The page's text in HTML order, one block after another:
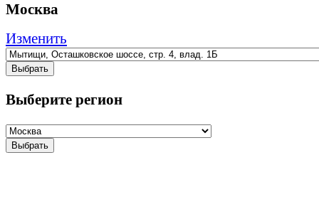
Москва
Изменить
Выбрать
Выберите регион
Выбрать